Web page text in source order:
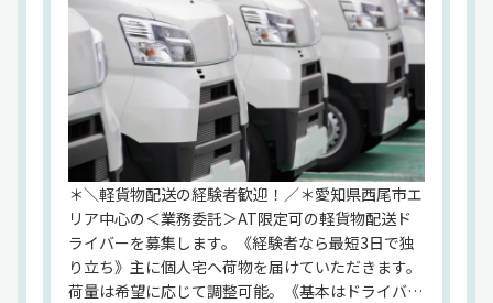
川端 惟月
設立
2011年4月
住所
愛知県刈谷市一ツ木町 3-13-16
資本金
500,000円
従業員数
業務内容
貨物軽自動車運送事業
＊＼軽貨物配送の経験者歓迎！／＊愛知県西尾市エ
リア中心の＜業務委託＞AT限定可の軽貨物配送ド
ライバーを募集します。《経験者なら最短3日で独
り立ち》主に個人宅へ荷物を届けていただきます。
荷量は希望に応じて調整可能。《基本はドライバー